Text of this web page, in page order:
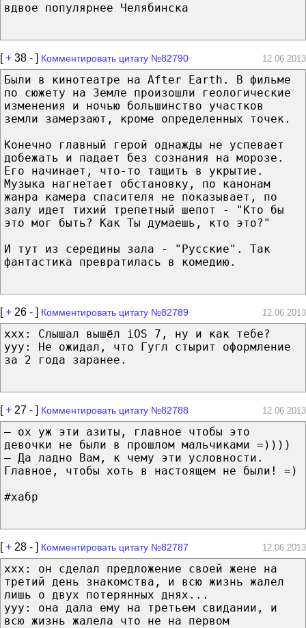
вдвое популярнее Челябинска
[+ 38 - ] Комментировать цитату №82790 12.06.2013
Были в кинотеатре на After Earth. В фильме
по сюжету на Земле произошли геологические
изменения и ночью большинство участков
земли замерзают, кроме определенных точек.
Конечно главный герой однажды не успевает
добежать и падает без сознания на морозе.
Его начинает, что-то тащить в укрытие.
Музыка нагнетает обстановку, по канонам
жанра камера спасителя не показывает, по
залу идет тихий трепетный шепот - "Кто бы
это мог быть? Как Ты думаешь, кто это?"
И тут из середины зала - "Русские". Так
фантастика превратилась в комедию.
[+ 26 - ] Комментировать цитату №82789 12.06.2013
xxx: Слышал вышёл iOS 7, ну и как тебе?
ууу: Не ожидал, что Гугл стырит оформление
за 2 года заранее.
[+ 27 - ] Комментировать цитату №82788 12.06.2013
— ох уж эти азиты, главное чтобы это
девочки не были в прошлом мальчиками =))))
— Да ладно Вам, к чему эти условности.
Главное, чтобы хоть в настоящем не были! =)
#хабр
[+ 28 - ] Комментировать цитату №82787 12.06.2013
ххх: он сделал предложение своей жене на
третий день знакомства, и всю жизнь жалел
лишь о двух потерянных днях...
yyy: она дала ему на третьем свидании, и
всю жизнь жалела что не на первом